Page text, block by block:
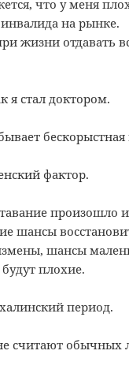
что у меня
на рынке.
жизни отдавать
я стал доктором.
фактор.
произошло
шансы
шансы
плохие.
период.
считают обычных